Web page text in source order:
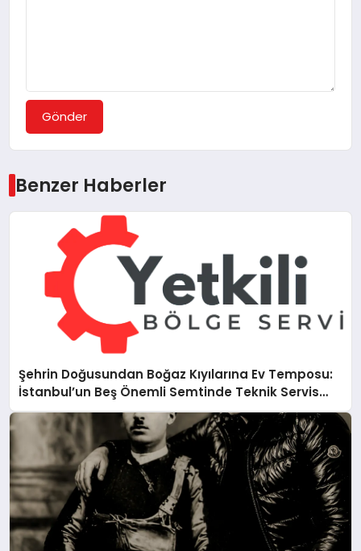
Gönder
Benzer Haberler
Şehrin Doğusundan Boğaz Kıyılarına Ev Temposu:
İstanbul’un Beş Önemli Semtinde Teknik Servis
Deneyimi